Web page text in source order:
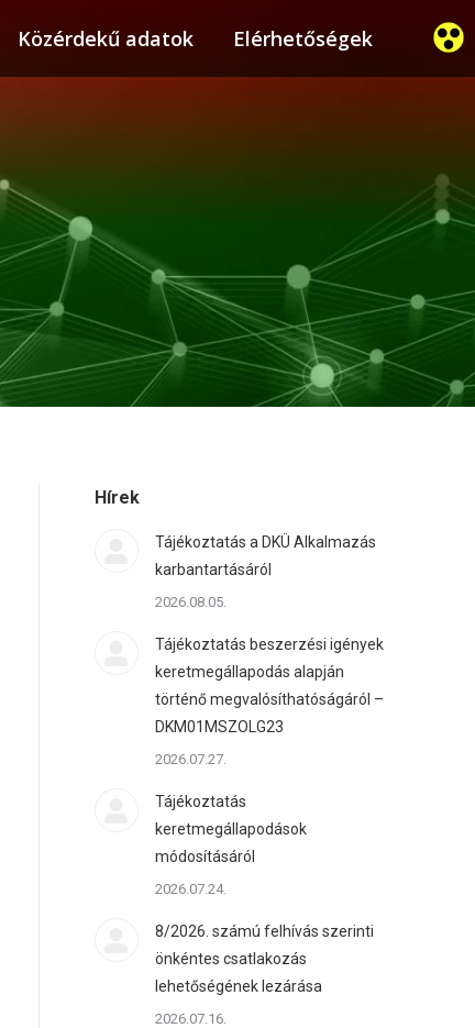
Közérdekű adatok Elérhetőségek
Hírek
Tájékoztatás a DKÜ Alkalmazás
karbantartásáról
2026.08.05.
Tájékoztatás beszerzési igények
keretmegállapodás alapján
történő megvalósíthatóságáról –
DKM01MSZOLG23
2026.07.27.
Tájékoztatás
keretmegállapodások
módosításáról
2026.07.24.
8/2026. számú felhívás szerinti
önkéntes csatlakozás
lehetőségének lezárása
2026.07.16.
Közérdekű adatok Elérhetőségek